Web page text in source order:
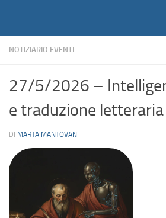
NOTIZIARIO EVENTI
27/5/2026 –
e traduzione letteraria
DI MARTA MANTOVANI